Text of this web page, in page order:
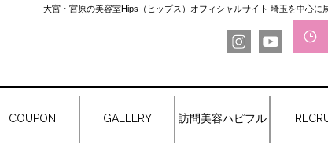
大宮・宮原の美容室Hips（ヒップス）オフィシャルサイト 埼玉を中心に
COUPON GALLERY 訪問美容ハピフル